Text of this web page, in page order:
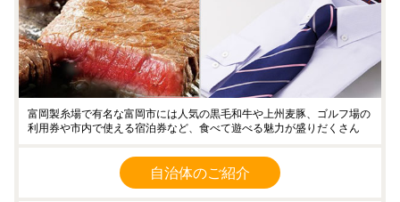
富岡製糸場で有名な富岡市には人気の黒毛和牛や上州麦豚、ゴルフ場の
利用券や市内で使える宿泊券など、食べて遊べる魅力が盛りだくさん
自治体のご紹介